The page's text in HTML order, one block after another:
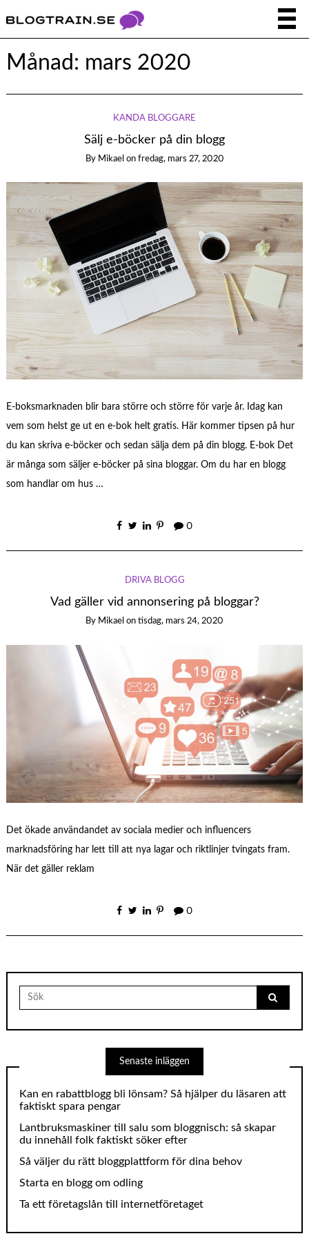
Månad: mars 2020
KÄNDA BLOGGARE
Sälj e-böcker på din blogg
By Mikael on fredag, mars 27, 2020
E-boksmarknaden blir bara större och större för varje år. Idag kan
vem som helst ge ut en e-bok helt gratis. Här kommer tipsen på hur
du kan skriva e-böcker och sedan sälja dem på din blogg. E-bok Det
är många som säljer e-böcker på sina bloggar. Om du har en blogg
som handlar om hus …
0
DRIVA BLOGG
Vad gäller vid annonsering på bloggar?
By Mikael on tisdag, mars 24, 2020
Det ökade användandet av sociala medier och influencers
marknadsföring har lett till att nya lagar och riktlinjer tvingats fram.
När det gäller reklam
0
for:
Senaste inläggen
Kan en rabattblogg bli lönsam? Så hjälper du läsaren att
faktiskt spara pengar
Lantbruksmaskiner till salu som bloggnisch: så skapar
du innehåll folk faktiskt söker efter
Så väljer du rätt bloggplattform för dina behov
Starta en blogg om odling
Ta ett företagslån till internetföretaget